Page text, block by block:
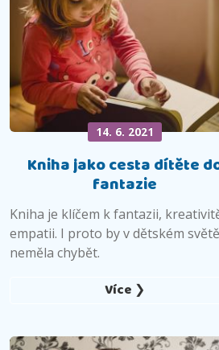
14. 6. 2021
Kniha jako cesta dítěte
fantazie
Kniha je klíčem k fantazii,
empatii. I proto by v dětském světě
neměla chybět.
Více ❯